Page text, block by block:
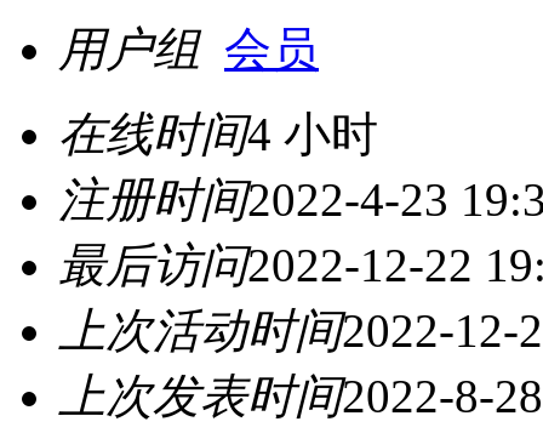
用户组 会员
在线时间4 小时
注册时间2022-4-23
最后访问2022-12-22
上次活动时间2022-12-
上次发表时间2022-8-